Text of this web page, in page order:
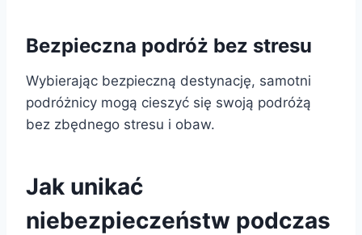
Bezpieczna podróż bez stresu
Wybierając bezpieczną destynację, samotni
podróżnicy mogą cieszyć się swoją podróżą
bez zbędnego stresu i obaw.
Jak unikać
niebezpieczeństw podczas